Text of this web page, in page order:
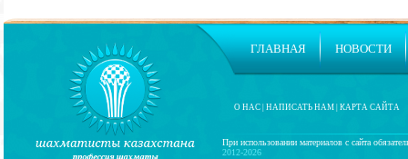
При использовании материалов с сайта
2012-2026
О НАС НАПИСАТЬ НАМ КАРТА САЙТА
ГЛАВНАЯ НОВОСТИ